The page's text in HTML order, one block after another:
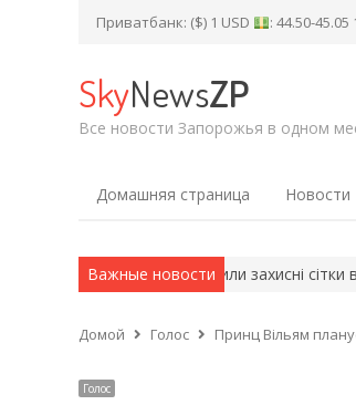
Приватбанк: ($) 1 USD : 44.50-45.05
SkyNewsZP
Все новости Запорожья в одном
Домашняя страница Новости
Важные новости
школи встановили захисні сітки від…
Домой Голос Принц Вільям
Голос